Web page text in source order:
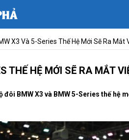
X3 Và 5-Series Thế Hệ Mới Sẽ Ra Mắt
THẾ HỆ MỚI SẼ RA MẮT
đôi BMW X3 và BMW 5-Series thế